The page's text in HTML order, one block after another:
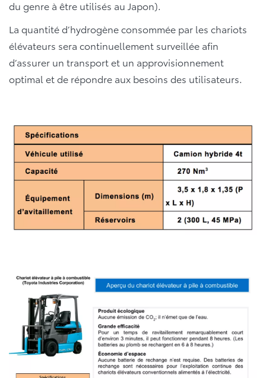
du genre à être utilisés au Japon).
La quantité d’hydrogène consommée par les chariots
élévateurs sera continuellement surveillée afin
d’assurer un transport et un approvisionnement
optimal et de répondre aux besoins des utilisateurs.